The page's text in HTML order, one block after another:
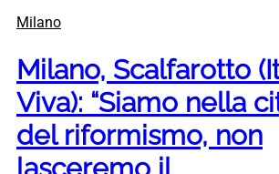
Milano
Milano, Scalfarotto
Viva): “Siamo nella
del riformismo, non